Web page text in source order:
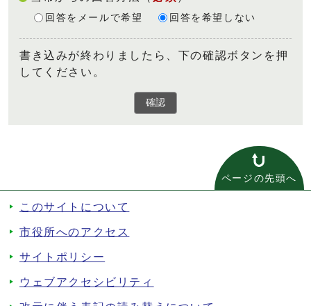
回答をメールで希望 回答を希望しない
書き込みが終わりましたら、下の確認ボタンを押
してください。
確認
ページの先頭へ
このサイトについて
市役所へのアクセス
サイトポリシー
ウェブアクセシビリティ